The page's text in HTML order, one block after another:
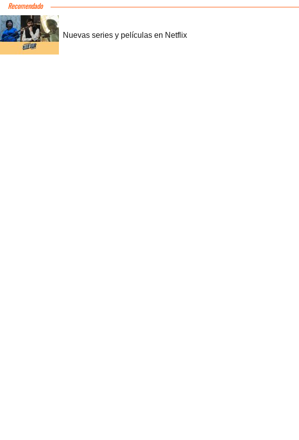
Recomendado
Nuevas series y películas en Netflix